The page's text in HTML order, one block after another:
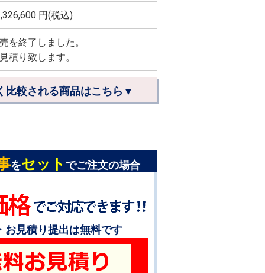
円(税込)
を終了しました。
積り致します。
比較される商品はこちら▼
をセット でご注文の場合
お見積り提出は無料です